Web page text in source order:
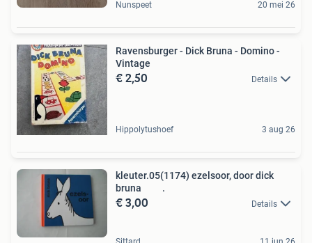
Nunspeet 20 mei 26
Ravensburger - Dick Bruna - Domino -
Vintage
€ 2,50 Details
Hippolytushoef 3 aug 26
kleuter.05(1174) ezelsoor, door dick
bruna .
€ 3,00 Details